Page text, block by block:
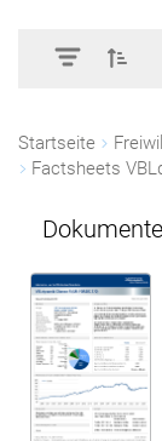
Startseite
Factsheets
Dokumente